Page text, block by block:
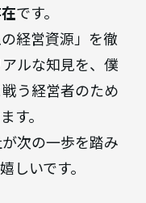
です。
経営資源」を徹
ルな知見を、僕
う経営者のため
す。
次の一歩を踏み
しいです。